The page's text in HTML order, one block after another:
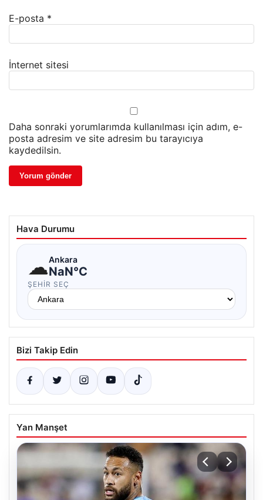
E-posta *
İnternet sitesi
Daha sonraki yorumlarımda kullanılması için adım, e-
posta adresim ve site adresim bu tarayıcıya
kaydedilsin.
Hava Durumu
☁Ankara
NaN°C
ŞEHIR SEÇ
Bizi Takip Edin
Yan Manşet